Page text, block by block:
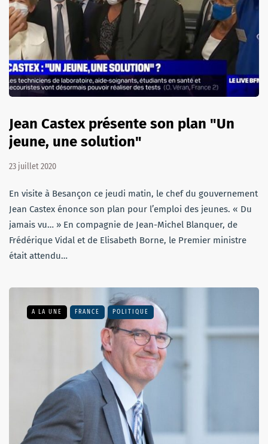
Jean Castex présente son plan "Un
jeune, une solution"
23 juillet 2020
En visite à Besançon ce jeudi matin, le chef du gouvernement
Jean Castex énonce son plan pour l’emploi des jeunes. « Du
jamais vu… » En compagnie de Jean-Michel Blanquer, de
Frédérique Vidal et de Elisabeth Borne, le Premier ministre
était attendu…
A LA UNE FRANCE POLITIQUE